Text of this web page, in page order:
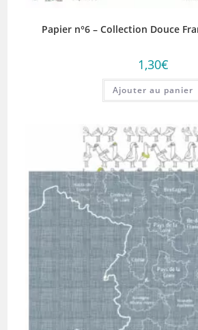
Papier n°6 – Collection Douce
1,30€
Ajouter au panier